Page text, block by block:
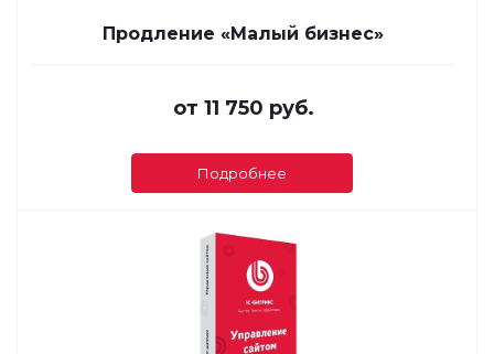
Продление «Малый бизнес»
от 11 750 руб.
Подробнее